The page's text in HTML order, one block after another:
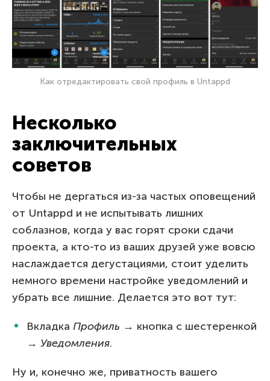
Как отредактировать свой профиль в Untappd
Несколько
заключительных
советов
Чтобы не дергаться из-за частых оповещений
от Untappd и не испытывать лишних
соблазнов, когда у вас горят сроки сдачи
проекта, а кто-то из ваших друзей уже вовсю
наслаждается дегустациями, стоит уделить
немного времени настройке уведомлений и
убрать все лишние. Делается это вот тут:
Вкладка Профиль → кнопка с шестеренкой
→ Уведомления.
Ну и, конечно же, приватность вашего